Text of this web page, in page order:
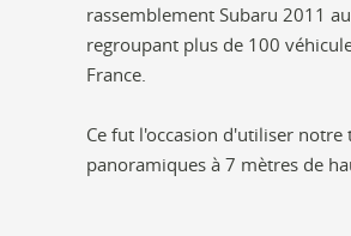
rassemblement Subaru 2011
regroupant plus de 100
France.
Ce fut l'occasion d'utiliser
panoramiques à 7 mètres de